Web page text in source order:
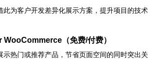
此为客户开发差异化展示方案，提升项目的技术
（免费/付费）
示热门或推荐产品，节省页面空间的同时突出关